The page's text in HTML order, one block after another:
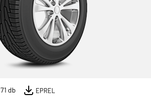
71 db EPREL